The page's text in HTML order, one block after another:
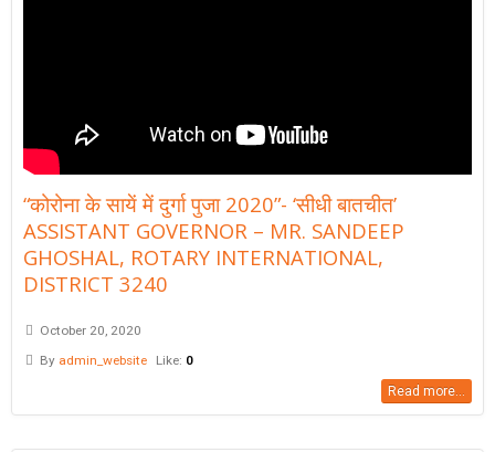
“कोरोना के सायें में दुर्गा पुजा 2020”- ‘सीधी बातचीत’
ASSISTANT GOVERNOR – MR. SANDEEP
GHOSHAL, ROTARY INTERNATIONAL,
DISTRICT 3240
October 20, 2020
By admin_website Like: 0
Read more...